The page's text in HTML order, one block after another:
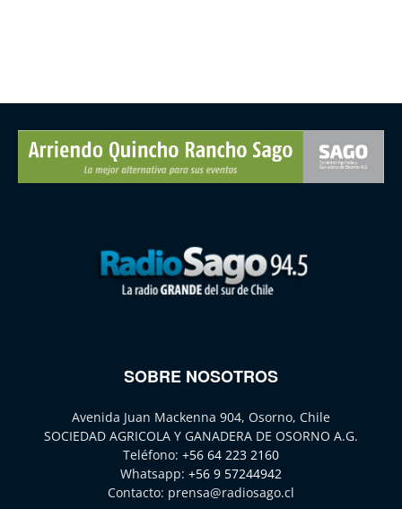
SOBRE NOSOTROS
Avenida Juan Mackenna 904, Osorno, Chile
SOCIEDAD AGRICOLA Y GANADERA DE OSORNO A.G.
Teléfono: +56 64 223 2160
Whatsapp: +56 9 57244942
Contacto: prensa@radiosago.cl